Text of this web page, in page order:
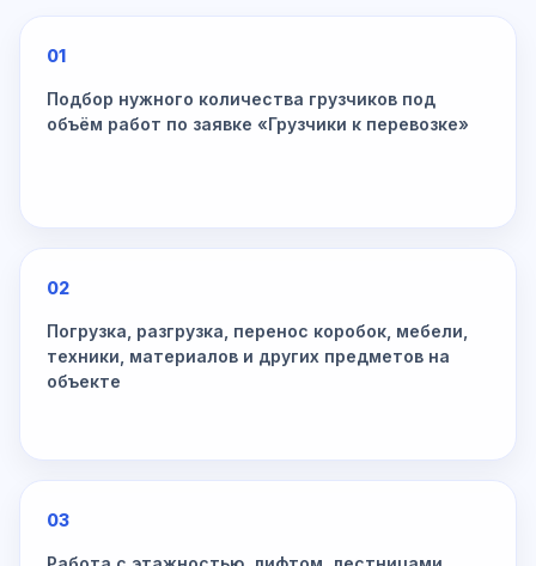
01
Подбор нужного количества грузчиков под
объём работ по заявке «Грузчики к перевозке»
02
Погрузка, разгрузка, перенос коробок, мебели,
техники, материалов и других предметов на
объекте
03